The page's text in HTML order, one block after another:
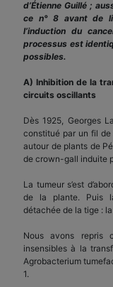
d’Étienne Guillé ;
ce n° 8 avant de
l’induction du
processus est
possibles.
A) Inhibition de la
circuits oscillants
Dès 1925, Georges
constitué par un fil
autour de plants de
de crown-gall induite
La tumeur s’est
de la plante. Puis
détachée de la tige :
Nous avons repris
insensibles à la
Agrobacterium
1.